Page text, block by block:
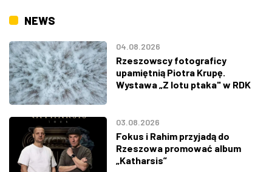
NEWS
04.08.2026
Rzeszowscy fotograficy
upamiętnią Piotra Krupę.
Wystawa „Z lotu ptaka" w RDK
03.08.2026
Fokus i Rahim przyjadą do
Rzeszowa promować album
„Katharsis”